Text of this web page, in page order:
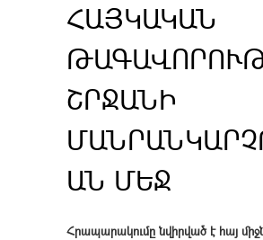
ՀԱՅԿԱԿԱՆ
ՇՐՋԱՆԻ
ԱՆ ՄԵՋ
Հրապարակումը նվիրված է հայ